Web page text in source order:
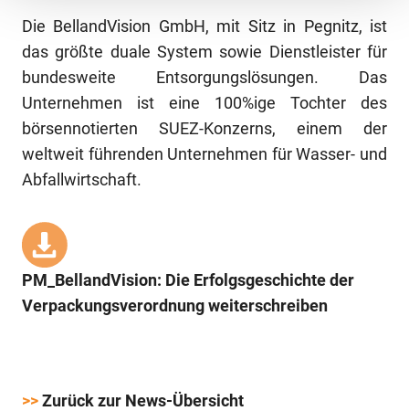
Die BellandVision GmbH, mit Sitz in Pegnitz, ist
das größte duale System sowie Dienstleister für
bundesweite Entsorgungslösungen. Das
Unternehmen ist eine 100%ige Tochter des
börsennotierten SUEZ-Konzerns, einem der
weltweit führenden Unternehmen für Wasser- und
Abfallwirtschaft.
PM_BellandVision: Die Erfolgsgeschichte der
Verpackungsverordnung weiterschreiben
>>Zurück zur News-Übersicht